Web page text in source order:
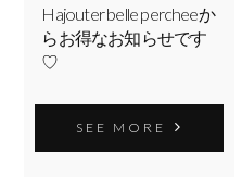
Hajouter belle percheeか
らお得なお知らせです
♡
SEE MORE